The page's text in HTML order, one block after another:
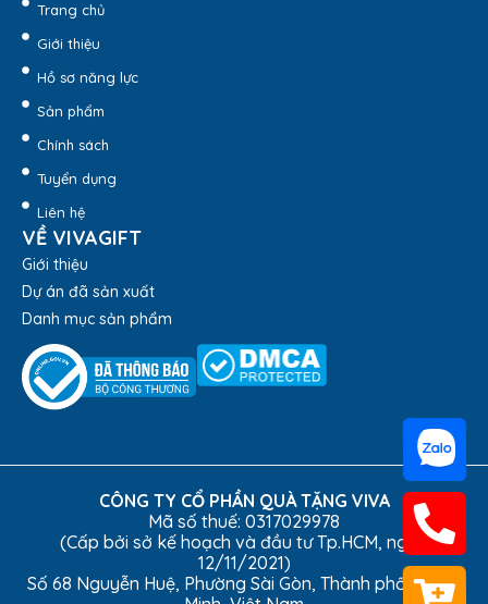
Trang chủ
Giới thiệu
Hồ sơ năng lực
Sản phẩm
Chính sách
Tuyển dụng
Liên hệ
VỀ VIVAGIFT
Giới thiệu
Dự án đã sản xuất
Danh mục sản phẩm
CÔNG TY CỔ PHẦN QUÀ TẶNG VIVA
Mã số thuế: 0317029978
(Cấp bởi sở kế hoạch và đầu tư Tp.HCM, ngày
12/11/2021)
Số 68 Nguyễn Huệ, Phường Sài Gòn, Thành phố Hồ Chí